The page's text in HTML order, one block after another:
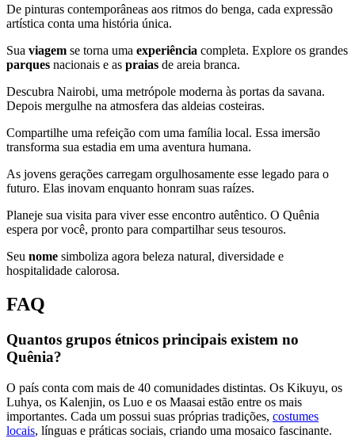
De pinturas contemporâneas aos ritmos do benga, cada expressão
artística conta uma história única.
Sua viagem se torna uma experiência completa. Explore os grandes
parques nacionais e as praias de areia branca.
Descubra Nairobi, uma metrópole moderna às portas da savana.
Depois mergulhe na atmosfera das aldeias costeiras.
Compartilhe uma refeição com uma família local. Essa imersão
transforma sua estadia em uma aventura humana.
As jovens gerações carregam orgulhosamente esse legado para o
futuro. Elas inovam enquanto honram suas raízes.
Planeje sua visita para viver esse encontro autêntico. O Quênia
espera por você, pronto para compartilhar seus tesouros.
Seu nome simboliza agora beleza natural, diversidade e
hospitalidade calorosa.
FAQ
Quantos grupos étnicos principais existem no
Quênia?
O país conta com mais de 40 comunidades distintas. Os Kikuyu, os
Luhya, os Kalenjin, os Luo e os Maasai estão entre os mais
importantes. Cada um possui suas próprias tradições, costumes
locais, línguas e práticas sociais, criando uma mosaico fascinante.